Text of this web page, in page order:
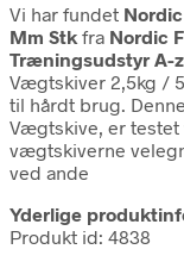
Vi har fundet
Mm Stk fra Nordic
Træningsudstyr A-z
Vægtskiver 2,5kg /
til hårdt brug.
Vægtskive, er
vægtskiverne
ved ande
Yderlige
Produkt id: 4838